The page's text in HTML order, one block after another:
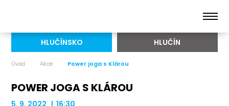
HLUČÍNSKO HLUČÍN
Úvod Akce Power joga s Klárou
POWER JOGA S KLÁROU
5. 9. 2022 | 16:30